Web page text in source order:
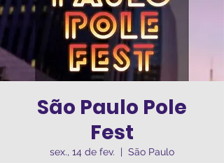
São Paulo Pole
Fest
sex., 14 de fev.
  |
São Paulo